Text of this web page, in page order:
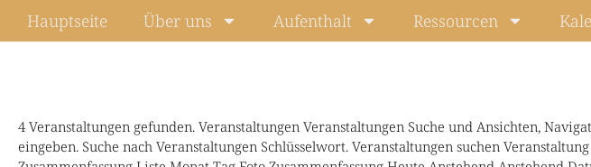
ZumHauptseite Über uns Aufenthalt Ressourcen
4 Veranstaltungen gefunden. Veranstaltungen Veranstaltungen Suche und Ansichten,
eingeben. Suche nach Veranstaltungen Schlüsselwort. Veranstaltungen suchen
Liebevolle
Weisheit